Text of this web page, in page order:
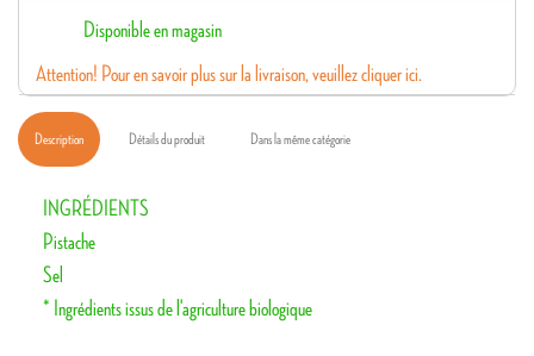
Disponible en magasin
Attention! Pour en savoir plus sur la livraison, veuillez cliquer ici.
Description Détails du produit Dans la même catégorie
INGRÉDIENTS
Pistache
Sel
* Ingrédients issus de l'agriculture biologique